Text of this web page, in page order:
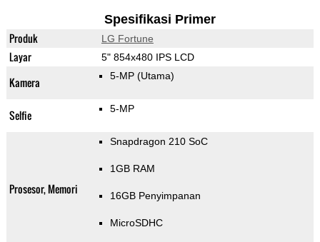
Spesifikasi Primer
Produk LG Fortune
Layar 5" 854x480 IPS LCD
Kamera 5-MP (Utama)
Selfie 5-MP
Prosesor, Memori
Snapdragon 210 SoC
1GB RAM
16GB Penyimpanan
MicroSDHC